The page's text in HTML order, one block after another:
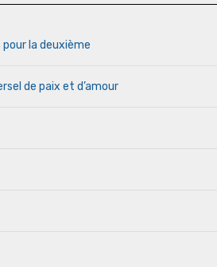
la deuxième
de paix et d’amour